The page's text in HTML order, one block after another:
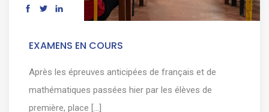
EXAMENS EN COURS
Après les épreuves anticipées de français et de
mathématiques passées hier par les élèves de
première, place [...]